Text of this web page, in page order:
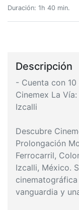
Duración: 1h 40 min.
Descripción
- Cuenta con
Cinemex La
Izcalli
Descubre
Prolongación
Ferrocarril,
Izcalli, México.
vanguardia y